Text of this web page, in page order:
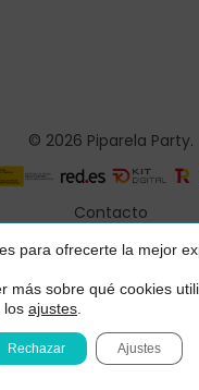
Ver Carrito
© 2026 Piparela Party.
Contacto
Aviso legal
Política de privacidad
Condiciones generales
Declaración de
para ofrecerte la mejor
más sobre qué cookies
los ajustes
Rechazar Ajustes